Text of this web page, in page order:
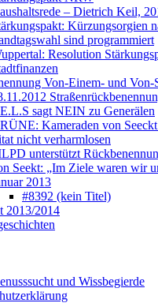
– Dietrich Keil,
Kürzungsorgien
sind programmiert
Resolution
Von-Einem- und Von-
sagt NEIN zu Generälen
Kameraden von
nicht verharmlosen
unterstützt
Seekt: „Im Ziele waren wir
2013
#8392 (kein Titel)
2013/2014
und Wissbegierde